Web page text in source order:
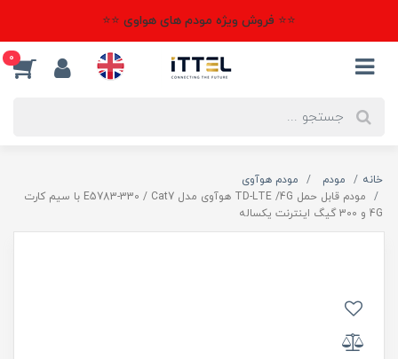
⭐⭐ فروش ویژه مودم های هواوی ⭐⭐
0
خانه مودم
مودم هوآوی
مودم قابل حمل TD-LTE /4G هوآوی مدل E5783-330 / Cat7 با سیم کارت
4G و 300 گیگ اینترنت یکساله